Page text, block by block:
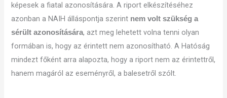
képesek a fiatal azonosítására. A riport elkészítéséhez
azonban a NAIH álláspontja szerint nem volt szükség a
sérült azonosítására, azt meg lehetett volna tenni olyan
formában is, hogy az érintett nem azonosítható. A Hatóság
mindezt főként arra alapozta, hogy a riport nem az érintettről,
hanem magáról az eseményről, a balesetről szólt.